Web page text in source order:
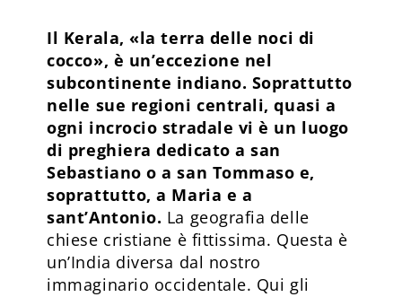
Il Kerala, «la terra delle noci di
cocco», è un’eccezione nel
subcontinente indiano. Soprattutto
nelle sue regioni centrali, quasi a
ogni incrocio stradale vi è un luogo
di preghiera dedicato a san
Sebastiano o a san Tommaso e,
soprattutto, a Maria e a
sant’Antonio. La geografia delle
chiese cristiane è fittissima. Questa è
un’India diversa dal nostro
immaginario occidentale. Qui gli